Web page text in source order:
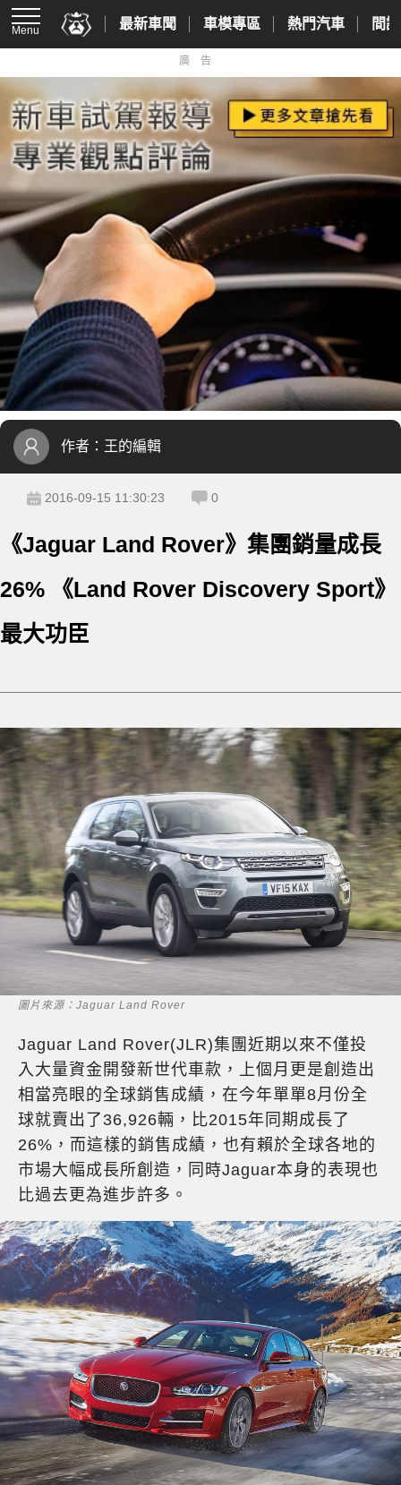
Menu 最新車聞 車模專區 熱門汽車 間
廣告
作者： 王的編輯
2016-09-15 11:30:23 0
《Jaguar Land Rover》集團銷量成長
26% 《Land Rover Discovery Sport》
最大功臣
圖片來源：Jaguar Land Rover
Jaguar Land Rover(JLR)集團近期以來不僅投
入大量資金開發新世代車款，上個月更是創造出
相當亮眼的全球銷售成績，在今年單單8月份全
球就賣出了36,926輛，比2015年同期成長了
26%，而這樣的銷售成績，也有賴於全球各地的
市場大幅成長所創造，同時Jaguar本身的表現也
比過去更為進步許多。